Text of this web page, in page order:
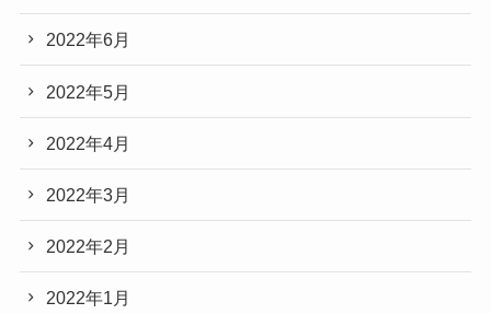
2022年6月
2022年5月
2022年4月
2022年3月
2022年2月
2022年1月